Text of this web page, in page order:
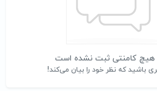
هیچ کامنتی ثبت نشده است
باشید که نظر خود را بیان می‌کند!